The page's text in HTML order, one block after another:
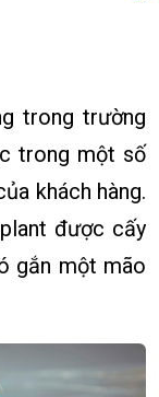
trong trường
trong một số
khách hàng.
được cấy
gắn một mão